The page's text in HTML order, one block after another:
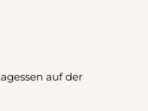
auf der